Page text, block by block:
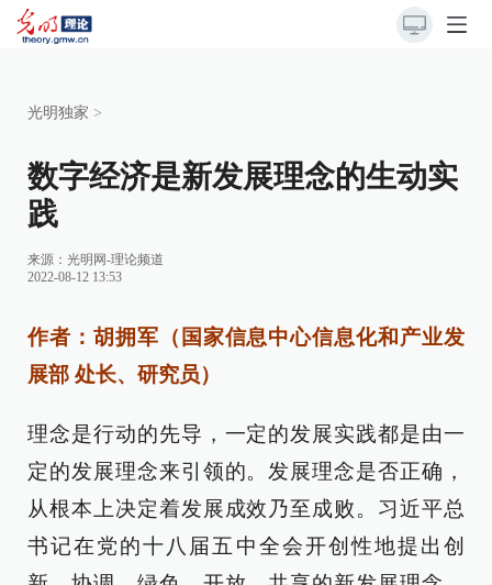
光明独家 >
数字经济是新发展理念的生动实
践
来源： 光明网-理论频道
2022-08-12 13:53
作者：胡拥军（国家信息中心信息化和产业发
展部 处长、研究员）
理念是行动的先导，一定的发展实践都是由一
定的发展理念来引领的。发展理念是否正确，
从根本上决定着发展成效乃至成败。习近平总
书记在党的十八届五中全会开创性地提出创